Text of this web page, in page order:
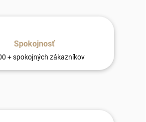
Spokojnosť
+ spokojných zákazníkov